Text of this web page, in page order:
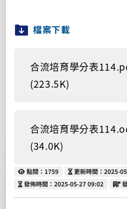
檔案下載
合流培育學分表
(223.5K)
合流培育學分表
(34.0K)
點閱
點閱：1759 更新時間
更新時間：2025-
發佈時間
發佈時間：2025-05-27 09:02